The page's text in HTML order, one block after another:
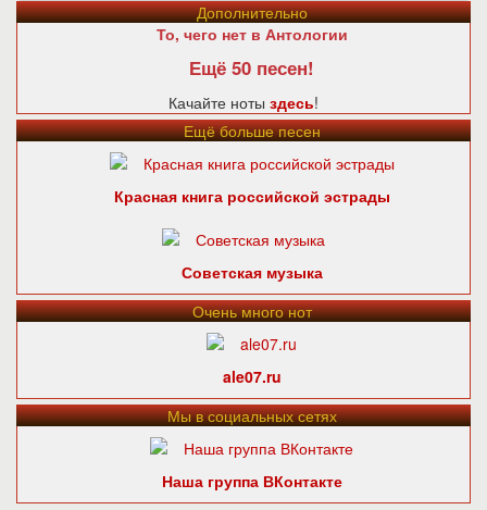
Дополнительно
То, чего нет в Антологии
Ещё 50 песен!
Качайте ноты здесь!
Ещё больше песен
Красная книга российской эстрады
Советская музыка
Очень много нот
ale07.ru
Мы в социальных сетях
Наша группа ВКонтакте